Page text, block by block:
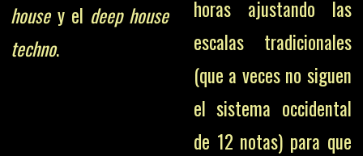
housey el deep house
techno.
horas ajustando las
escalas tradicionales
(que a veces no siguen
el sistema occidental
de 12 notas) para que